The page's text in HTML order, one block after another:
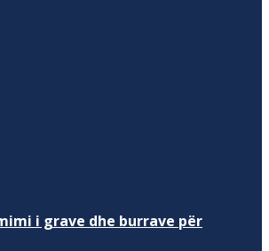
i grave dhe burrave për